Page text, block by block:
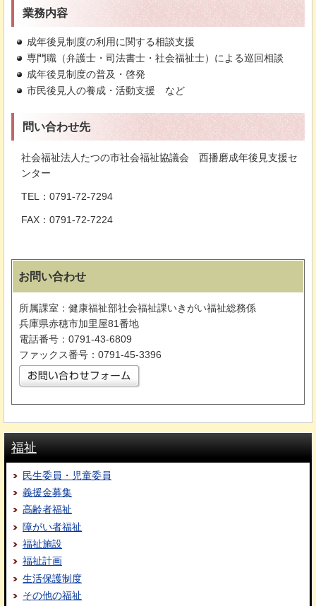
業務内容
成年後見制度の利用に関する相談支援
専門職（弁護士・司法書士・社会福祉士）による巡回相談
成年後見制度の普及・啓発
市民後見人の養成・活動支援
など
問い合わせ先
社会福祉法人たつの市社会福祉協議会 西播磨成年後見支援セ
ンター
TEL：0791-72-7294
FAX：0791-72-7224
お問い合わせ
所属課室：健康福祉部社会福祉課いきがい福祉総務係
兵庫県赤穂市加里屋81番地
電話番号：0791-43-6809
ファックス番号：0791-45-3396
福祉
民生委員・児童委員
義援金募集
高齢者福祉
障がい者福祉
福祉施設
福祉計画
生活保護制度
その他の福祉